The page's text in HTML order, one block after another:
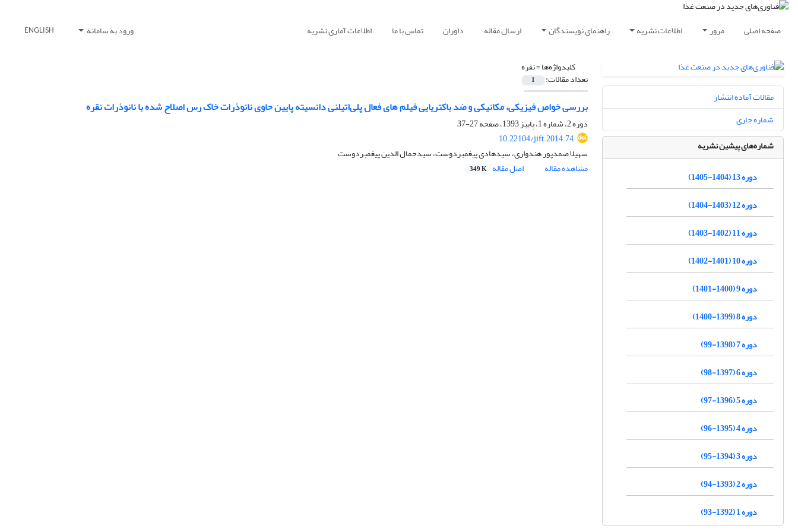
صفحه اصلی مرور اطلاعات نشریه راهنمای نویسندگان ارسال مقاله داوران تماس با ما اطلاعات آماری نشریه ورود به سامانه ENGLISH
کلیدواژه‌ها =نقره
تعداد مقالات: 1
بررسی خواص فیزیکی، مکانیکی و ضد باکتریایی فیلم های فعال پلی‌اتیلنی دانسیته پایین حاوی نانوذرات خاک رس اصلاح شده با نانوذرات نقره
دوره 2، شماره 1، پاییز 1393، صفحه
27-37
10.22104/jift.2014.74
سهیلا صمدپور هندواری، سیدهادی پیغمبردوست، سیدجمال الدین پیغمبردوست
مشاهده مقاله
اصل مقاله 349 K
مقالات آماده انتشار
شماره جاری
شماره‌های پیشین نشریه
دوره 13 (1404-1405)
دوره 12 (1403-1404)
دوره 11 (1402-1403)
دوره 10 (1401-1402)
دوره 9 (1400-1401)
دوره 8 (1399-1400)
دوره 7 (1398-99)
دوره 6 (1397-98)
دوره 5 (1396-97)
دوره 4 (1395-96)
دوره 3 (1394-95)
دوره 2 (1393-94)
دوره 1 (1392-93)